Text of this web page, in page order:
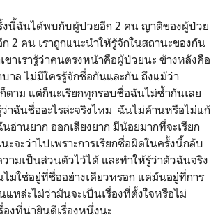
งนี้ฉันได้พบกับผู้ป่วยอีก 2 คน ญาติของผู้ป่วย
2 คน เราถูกแนะนำให้รู้จักในสถานะของกัน
ขาเรารู้ว่าคนตรงหน้าคือผู้ป่วยนะ ข้างหลังคือ
าล ไม่มีใครรู้จักชื่อกันและกัน ถึงแม้ว่า
ตาม แต่ก็นะเรียกทุกรอบชื่อฉันไม่ซ้ำกันเลย
ว่าฉันชื่ออะไรล่ะจริงไหม ฉันไม่ค้านหรือไม่แก้
อ่านยาก ออกเสียงยาก มีน้อยมากที่จะเรียก
จะว่าไปเพราะการเรียกชื่อผิดในครั้งนี้กลับ
วามเป็นส่วนตัวไว้ได้ และทำให้รู้ว่าตัวฉันจริง
ม่ใช่อยู่ที่ชื่ออย่างเดียวหรอก แต่มันอยู่ที่การ
หล่ะไม่ว่ามันจะเป็นเรื่องที่ตั้งใจหรือไม่
งที่น่ายินดีเรื่องหนึ่งนะ